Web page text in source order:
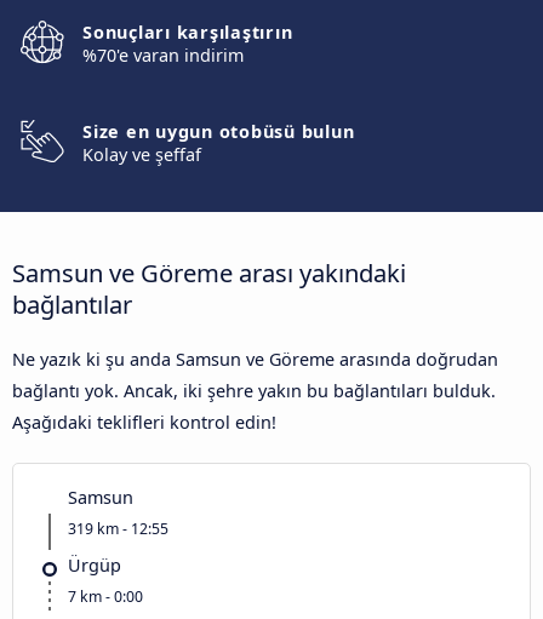
Sonuçları karşılaştırın
%70'e varan indirim
Size en uygun otobüsü bulun
Kolay ve şeffaf
Samsun ve Göreme arası yakındaki
bağlantılar
Ne yazık ki şu anda Samsun ve Göreme arasında doğrudan
bağlantı yok. Ancak, iki şehre yakın bu bağlantıları bulduk.
Aşağıdaki teklifleri kontrol edin!
Samsun
319 km - 12:55
Ürgüp
7 km - 0:00